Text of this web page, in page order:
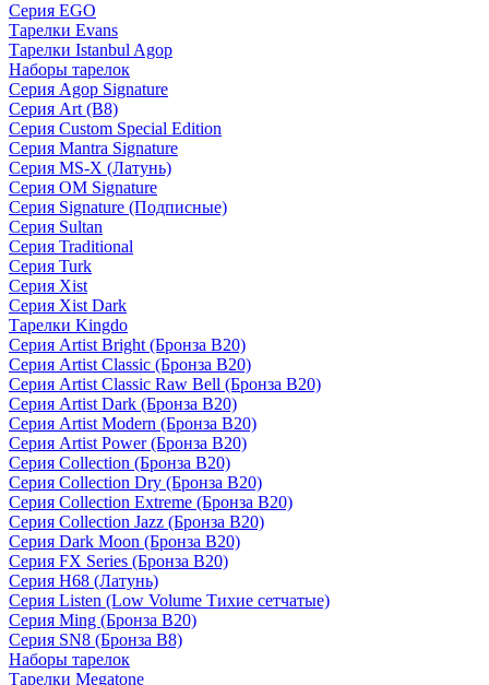
Серия EGO
Тарелки Evans
Тарелки Istanbul Agop
Наборы тарелок
Серия Agop Signature
Серия Art (B8)
Серия Custom Special Edition
Серия Mantra Signature
Серия MS-X (Латунь)
Серия OM Signature
Серия Signature (Подписные)
Серия Sultan
Серия Traditional
Серия Turk
Серия Xist
Серия Xist Dark
Тарелки Kingdo
Серия Artist Bright (Бронза B20)
Серия Artist Classic (Бронза B20)
Серия Artist Classic Raw Bell (Бронза B20)
Серия Artist Dark (Бронза B20)
Серия Artist Modern (Бронза B20)
Серия Artist Power (Бронза B20)
Серия Collection (Бронза B20)
Серия Collection Dry (Бронза B20)
Серия Collection Extreme (Бронза B20)
Серия Collection Jazz (Бронза B20)
Серия Dark Moon (Бронза B20)
Серия FX Series (Бронза B20)
Серия H68 (Латунь)
Серия Listen (Low Volume Тихие сетчатые)
Серия Ming (Бронза B20)
Серия SN8 (Бронза B8)
Наборы тарелок
Тарелки Megatone